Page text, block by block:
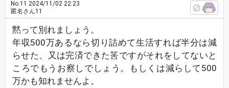
No.11 2024/11/02 22:23
匿名さん11
黙って別れましょう。
年収500万あるなら切り詰めて生活すれば半分は減
らせた、又は完済できた筈ですがそれをしてないと
ころでもうお察しでしょう。もしくは減らして500
万かも知れませんよ。